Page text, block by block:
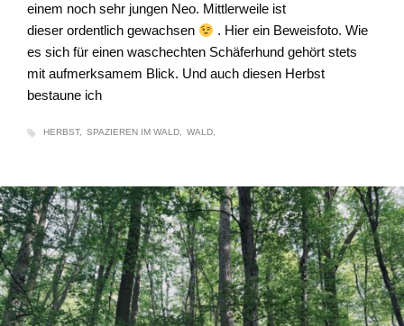
einem noch sehr jungen Neo. Mittlerweile ist
dieser ordentlich gewachsen
. Hier ein Beweisfoto. Wie
es sich für einen waschechten Schäferhund gehört stets
mit aufmerksamem Blick. Und auch diesen Herbst
bestaune ich
HERBST SPAZIEREN IM WALD WALD